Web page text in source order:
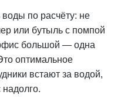
по расчёту: не
или бутыль с помпой
большой — одна
оптимальное
встают за водой,